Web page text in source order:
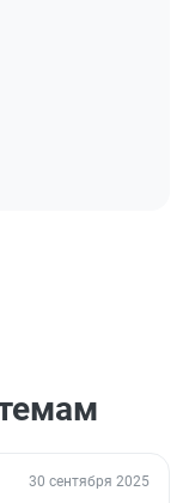
30 сентября 2025